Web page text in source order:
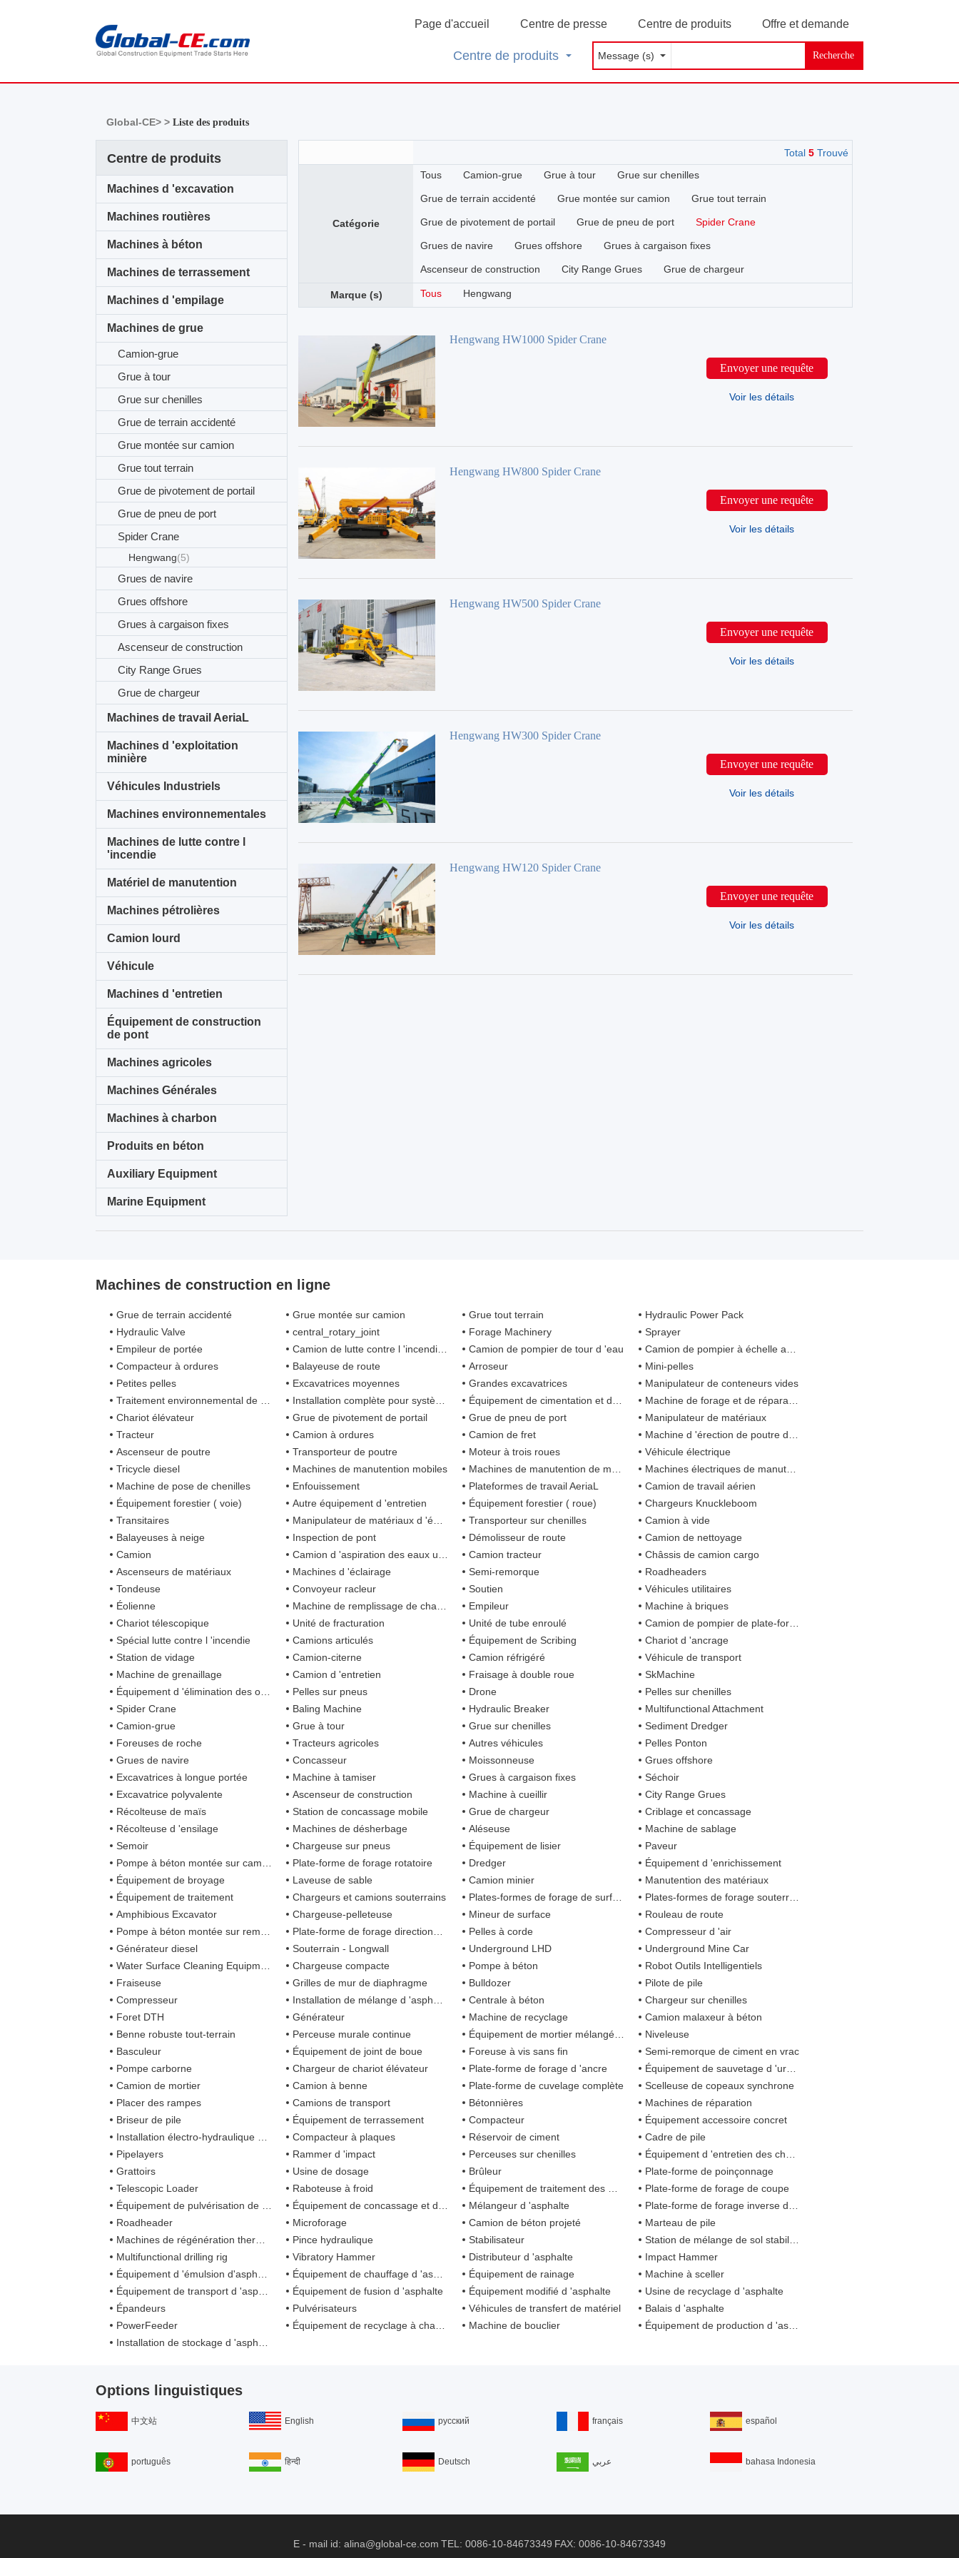
Page d'accueil Centre de presse Centre de produits Offre et demande
Recherche
Centre de produits
Global-CE>>Liste des produits
Centre de produits
Machines d 'excavation
Machines routières
Machines à béton
Machines de terrassement
Machines d 'empilage
Machines de grue
Camion-grue
Grue à tour
Grue sur chenilles
Grue de terrain accidenté
Grue montée sur camion
Grue tout terrain
Grue de pivotement de portail
Grue de pneu de port
Spider Crane
Hengwang(5)
Grues de navire
Grues offshore
Grues à cargaison fixes
Ascenseur de construction
City Range Grues
Grue de chargeur
Machines de travail AeriaL
Machines d 'exploitation
minière
Véhicules Industriels
Machines environnementales
Machines de lutte contre l
'incendie
Matériel de manutention
Machines pétrolières
Camion lourd
Véhicule
Machines d 'entretien
Équipement de construction
de pont
Machines agricoles
Machines Générales
Machines à charbon
Produits en béton
Auxiliary Equipment
Marine Equipment
Total 5 Trouvé
Catégorie
Tous Camion-grue Grue à tour Grue sur chenilles
Grue de terrain accidenté Grue montée sur camion Grue tout terrain
Grue de pivotement de portail Grue de pneu de port Spider Crane
Grues de navire Grues offshore Grues à cargaison fixes
Ascenseur de construction City Range Grues Grue de chargeur
Marque (s) Tous Hengwang
Hengwang HW1000 Spider Crane
Envoyer une requête
Voir les détails
Hengwang HW800 Spider Crane
Envoyer une requête
Voir les détails
Hengwang HW500 Spider Crane
Envoyer une requête
Voir les détails
Hengwang HW300 Spider Crane
Envoyer une requête
Voir les détails
Hengwang HW120 Spider Crane
Envoyer une requête
Voir les détails
Machines de construction en ligne
Grue de terrain accidenté Grue montée sur camion Grue tout terrain
Hydraulic Power Pack
Hydraulic Valve
central_rotary_joint Forage Machinery
Sprayer
Empileur de portée
Camion de lutte contre l 'incendie avec système de mousse à air comprimé Camion de pompier de tour d 'eau
Camion de pompier à échelle aérienne
Compacteur à ordures
Balayeuse de route Arroseur
Mini-pelles
Petites pelles
Excavatrices moyennes Grandes excavatrices
Manipulateur de conteneurs vides
Traitement environnemental de forage de gisement de pétrole
Installation complète pour système d 'automatisation de tête de puits Équipement de cimentation et de fracturation
Machine de forage et de réparation intégrée
Chariot élévateur
Grue de pivotement de portail Grue de pneu de port
Manipulateur de matériaux
Tracteur
Camion à ordures Camion de fret
Machine d 'érection de poutre de pont
Ascenseur de poutre
Transporteur de poutre Moteur à trois roues
Véhicule électrique
Tricycle diesel
Machines de manutention mobiles Machines de manutention de matériaux sur chenilles
Machines électriques de manutention de matériaux
Machine de pose de chenilles
Enfouissement Plateformes de travail AeriaL
Camion de travail aérien
Équipement forestier ( voie)
Autre équipement d 'entretien Équipement forestier ( roue)
Chargeurs Knuckleboom
Transitaires
Manipulateur de matériaux d 'équilibre Transporteur sur chenilles
Camion à vide
Balayeuses à neige
Inspection de pont Démolisseur de route
Camion de nettoyage
Camion
Camion d 'aspiration des eaux usées Camion tracteur
Châssis de camion cargo
Ascenseurs de matériaux
Machines d 'éclairage Semi-remorque
Roadheaders
Tondeuse
Convoyeur racleur Soutien
Véhicules utilitaires
Éolienne
Machine de remplissage de chaussée Empileur
Machine à briques
Chariot télescopique
Unité de fracturation Unité de tube enroulé
Camion de pompier de plate-forme
Spécial lutte contre l 'incendie
Camions articulés Équipement de Scribing
Chariot d 'ancrage
Station de vidage
Camion-citerne Camion réfrigéré
Véhicule de transport
Machine de grenaillage
Camion d 'entretien Fraisage à double roue
SkMachine
Équipement d 'élimination des ordures
Pelles sur pneus Drone
Pelles sur chenilles
Spider Crane
Baling Machine Hydraulic Breaker
Multifunctional Attachment
Camion-grue
Grue à tour Grue sur chenilles
Sediment Dredger
Foreuses de roche
Tracteurs agricoles Autres véhicules
Pelles Ponton
Grues de navire
Concasseur Moissonneuse
Grues offshore
Excavatrices à longue portée
Machine à tamiser Grues à cargaison fixes
Séchoir
Excavatrice polyvalente
Ascenseur de construction Machine à cueillir
City Range Grues
Récolteuse de maïs
Station de concassage mobile Grue de chargeur
Criblage et concassage
Récolteuse d 'ensilage
Machines de désherbage Aléseuse
Machine de sablage
Semoir
Chargeuse sur pneus Équipement de lisier
Paveur
Pompe à béton montée sur camion
Plate-forme de forage rotatoire Dredger
Équipement d 'enrichissement
Équipement de broyage
Laveuse de sable Camion minier
Manutention des matériaux
Équipement de traitement
Chargeurs et camions souterrains Plates-formes de forage de surface
Plates-formes de forage souterraines
Amphibious Excavator
Chargeuse-pelleteuse Mineur de surface
Rouleau de route
Pompe à béton montée sur remorque
Plate-forme de forage directionnelle horizontale Pelles à corde
Compresseur d 'air
Générateur diesel
Souterrain - Longwall Underground LHD
Underground Mine Car
Water Surface Cleaning Equipment
Chargeuse compacte Pompe à béton
Robot Outils Intelligentiels
Fraiseuse
Grilles de mur de diaphragme Bulldozer
Pilote de pile
Compresseur
Installation de mélange d 'asphalte Centrale à béton
Chargeur sur chenilles
Foret DTH
Générateur Machine de recyclage
Camion malaxeur à béton
Benne robuste tout-terrain
Perceuse murale continue Équipement de mortier mélangé à sec
Niveleuse
Basculeur
Équipement de joint de boue Foreuse à vis sans fin
Semi-remorque de ciment en vrac
Pompe carborne
Chargeur de chariot élévateur Plate-forme de forage d 'ancre
Équipement de sauvetage d 'urgence
Camion de mortier
Camion à benne Plate-forme de cuvelage complète
Scelleuse de copeaux synchrone
Placer des rampes
Camions de transport Bétonnières
Machines de réparation
Briseur de pile
Équipement de terrassement Compacteur
Équipement accessoire concret
Installation électro-hydraulique d 'entraînement de pile
Compacteur à plaques Réservoir de ciment
Cadre de pile
Pipelayers
Rammer d 'impact Perceuses sur chenilles
Équipement d 'entretien des chaussées
Grattoirs
Usine de dosage Brûleur
Plate-forme de poinçonnage
Telescopic Loader
Raboteuse à froid Équipement de traitement des matériaux recyclés
Plate-forme de forage de coupe
Équipement de pulvérisation de béton
Équipement de concassage et de criblage Mélangeur d 'asphalte
Plate-forme de forage inverse de circulation
Roadheader
Microforage Camion de béton projeté
Marteau de pile
Machines de régénération thermique
Pince hydraulique Stabilisateur
Station de mélange de sol stabilisée
Multifunctional drilling rig
Vibratory Hammer Distributeur d 'asphalte
Impact Hammer
Équipement d 'émulsion d'asphalte
Équipement de chauffage d 'asphalte Équipement de rainage
Machine à sceller
Équipement de transport d 'asphalte
Équipement de fusion d 'asphalte Équipement modifié d 'asphalte
Usine de recyclage d 'asphalte
Épandeurs
Pulvérisateurs Véhicules de transfert de matériel
Balais d 'asphalte
PowerFeeder
Équipement de recyclage à chaud pour mélange d 'asphalte Machine de bouclier
Équipement de production d 'asphalte
Installation de stockage d 'asphalte
Options linguistiques
中文站 English русский français español
português हिन्दी Deutsch عربي bahasa Indonesia
E - mail id: alina@global-ce.com TEL: 0086-10-84673349 FAX: 0086-10-84673349